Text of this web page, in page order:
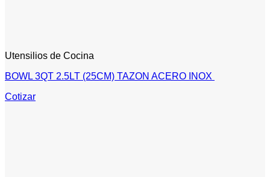
Utensilios de Cocina
BOWL 3QT 2.5LT (25CM) TAZON ACERO INOX
Cotizar